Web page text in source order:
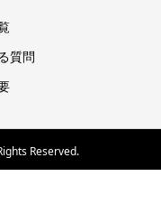
質問
Reserved.